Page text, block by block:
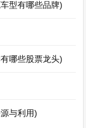
型有哪些品牌)
哪些股票龙头)
与利用)